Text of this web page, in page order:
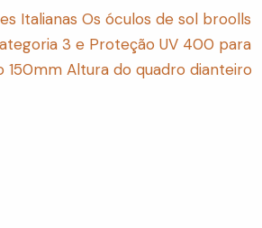
Italianas Os óculos de sol broolls
3 e Proteção UV 400 para
150mm Altura do quadro dianteiro